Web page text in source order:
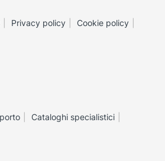
Privacy policy
Cookie policy
Cataloghi specialistici